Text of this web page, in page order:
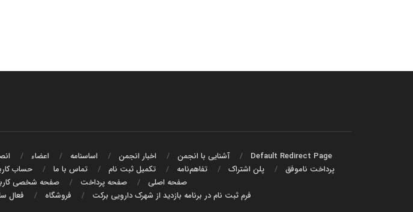
Default Redirect Page آشنایی با انجمن اخبار انجمن اساسنامه اعضاء
پرداخت ناموفق
پلن اشتراک تفاهم‌نامه‌ تکمیل ثبت نام تماس با ما حساب
صفحه اصلی
صفحه پرداخت صفحه شخصی
فرم ثبت نام در برنامه بازدید از شهرک دارویی برکت
فروشگاه فعال